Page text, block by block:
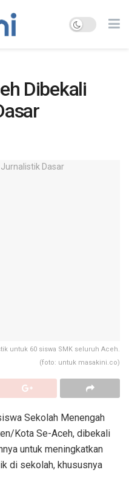
Dibekali
untuk 60 siswa SMK seluruh Aceh.
(foto: untuk masakini.co)
Sekolah Menengah
Kota Se-Aceh, dibekali
untuk meningkatkan
di sekolah, khususnya